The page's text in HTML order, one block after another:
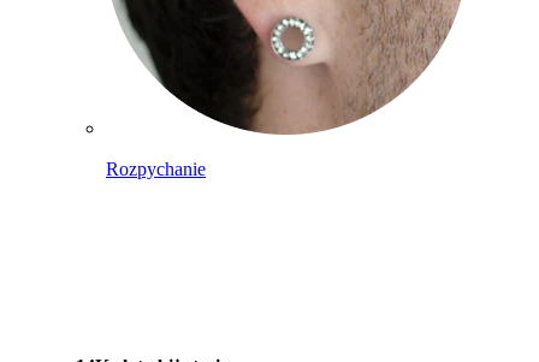
Rozpychanie